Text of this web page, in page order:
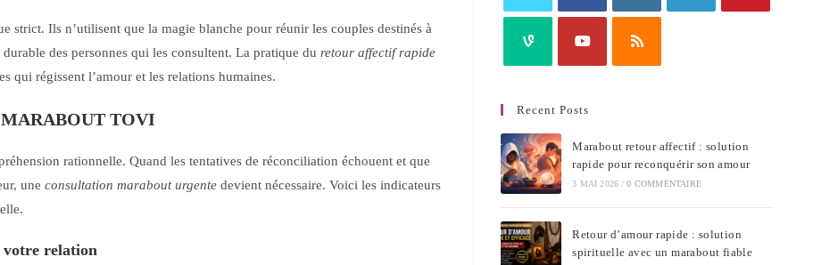
strict. Ils n’utilisent que la magie blanche pour réunir les couples destinés à
des personnes qui les consultent. La pratique du retour affectif rapide
qui régissent l’amour et les relations humaines.
MARABOUT TOVI
rationnelle. Quand les tentatives de réconciliation échouent et que
une consultation marabout urgente devient nécessaire. Voici les indicateurs
votre relation
Recent Posts
Marabout retour affectif : solution
rapide pour reconquérir son amour
3 MAI 2026 / 0 COMMENTAIRE
Retour d’amour rapide : solution
spirituelle avec un marabout fiable